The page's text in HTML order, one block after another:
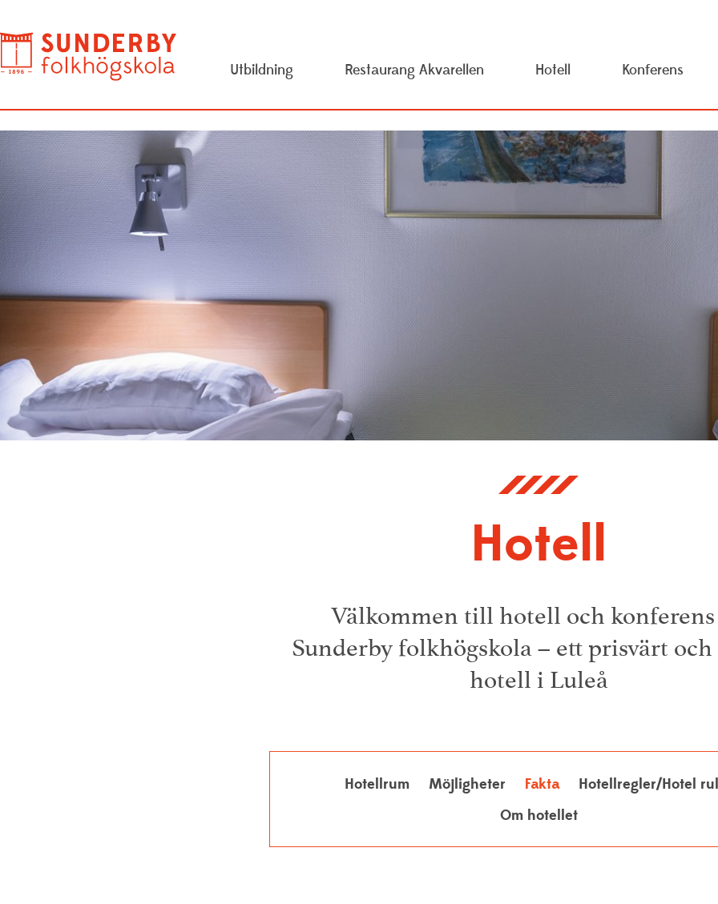
Utbildning Restaurang Akvarellen Hotell Konferens
Konstskolan
Personuppgiftspolicy
Projekt
Pressrum
Studieinformation
Resurscentrum
Hotell
Välkommen till hotell och
Sunderby folkhögskola – ett prisvärt
hotell i Luleå
Hotellrum Möjligheter Fakta
Hotellregler/Hotel
Om hotellet